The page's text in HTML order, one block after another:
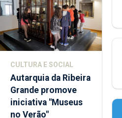
CULTURA E SOCIAL
Autarquia da Ribeira
Grande promove
iniciativa "Museus
no Verão"